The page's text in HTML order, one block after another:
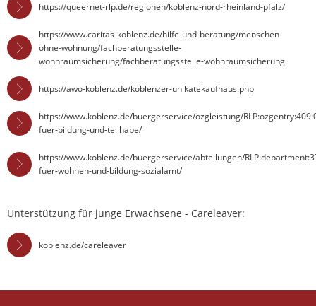
https://queernet-rlp.de/regionen/koblenz-nord-rheinland-pfalz/
https://www.caritas-koblenz.de/hilfe-und-beratung/menschen-
ohne-wohnung/fachberatungsstelle-
wohnraumsicherung/fachberatungsstelle-wohnraumsicherung
https://awo-koblenz.de/koblenzer-unikatekaufhaus.php
https://www.koblenz.de/buergerservice/ozgleistung/
fuer-bildung-und-teilhabe/
https://www.koblenz.de/buergerservice/abteilungen/
fuer-wohnen-und-bildung-sozialamt/
Unterstützung für junge Erwachsene - Careleaver:
koblenz.de/careleaver